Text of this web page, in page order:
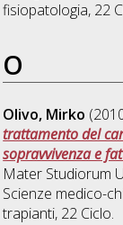
fisiopatologia, 22
O
Olivo, Mirko
trattamento del
sopravvivenza e
Mater Studiorum
Scienze medico-
trapianti, 22 Ciclo.